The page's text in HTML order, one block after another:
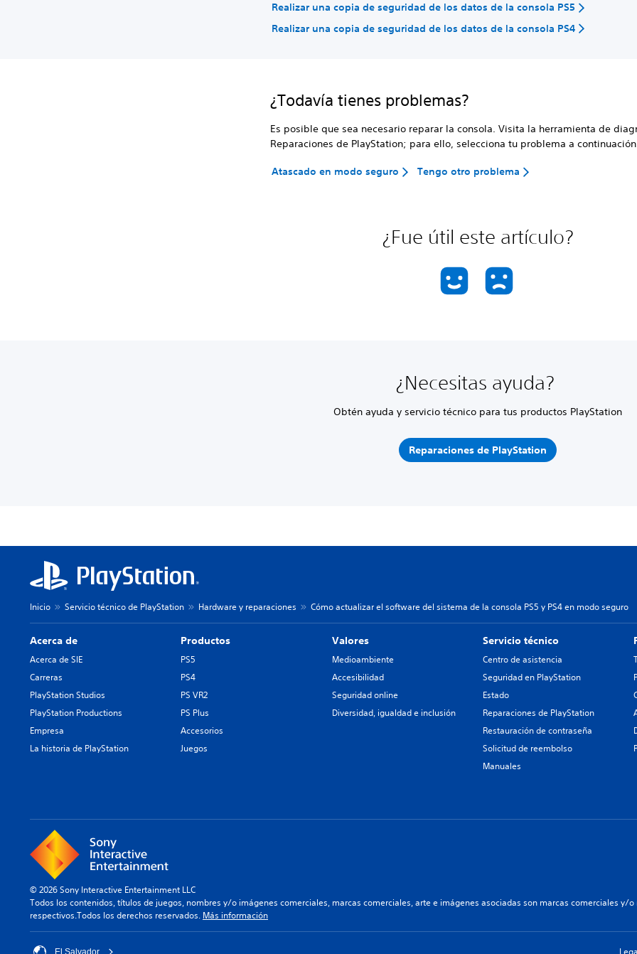
Realizar una copia de seguridad de los datos de la consola PS5
Realizar una copia de seguridad de los datos de la consola PS4
¿Todavía tienes problemas?
Es posible que sea necesario reparar la consola. Visita la herramienta de
Reparaciones de PlayStation; para ello, selecciona tu problema a
Atascado en modo seguro Tengo otro problema
¿Fue útil este artículo?
¿Necesitas ayuda?
Obtén ayuda y servicio técnico para tus productos PlayStation
Reparaciones de PlayStation
Inicio Servicio técnico de PlayStation Hardware y reparaciones Cómo actualizar el software del sistema de la consola PS5 y PS4 en modo seguro
Acerca de
Acerca de SIE
Carreras
PlayStation Studios
PlayStation Productions
Empresa
La historia de PlayStation
Productos
PS5
PS4
PS VR2
PS Plus
Accesorios
Juegos
Valores
Medioambiente
Accesibilidad
Seguridad online
Diversidad, igualdad e inclusión
Servicio técnico
Centro de asistencia
Seguridad en PlayStation
Estado
Reparaciones de PlayStation
Restauración de contraseña
Solicitud de reembolso
Manuales
© 2026 Sony Interactive Entertainment LLC
Todos los contenidos, títulos de juegos, nombres y/o imágenes comerciales, marcas comerciales, arte e imágenes asociadas son marcas comerciales y/
respectivos.Todos los derechos reservados. Más información
El Salvador